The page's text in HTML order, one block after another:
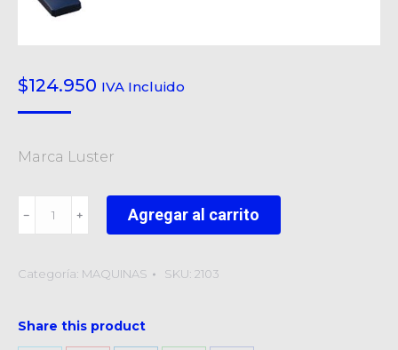
$124.950 IVA Incluido
Marca Luster
POLVO
30LTS
﹣ ﹢ Agregar al carrito
Categoría: MAQUINAS SKU: 2103
Share this product